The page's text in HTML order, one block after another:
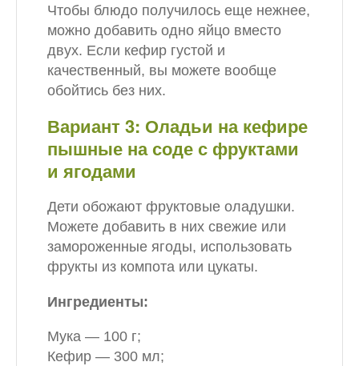
Чтобы блюдо получилось еще нежнее,
можно добавить одно яйцо вместо
двух. Если кефир густой и
качественный, вы можете вообще
обойтись без них.
Вариант 3: Оладьи на кефире
пышные на соде с фруктами
и ягодами
Дети обожают фруктовые оладушки.
Можете добавить в них свежие или
замороженные ягоды, использовать
фрукты из компота или цукаты.
Ингредиенты:
Мука — 100 г;
Кефир — 300 мл;